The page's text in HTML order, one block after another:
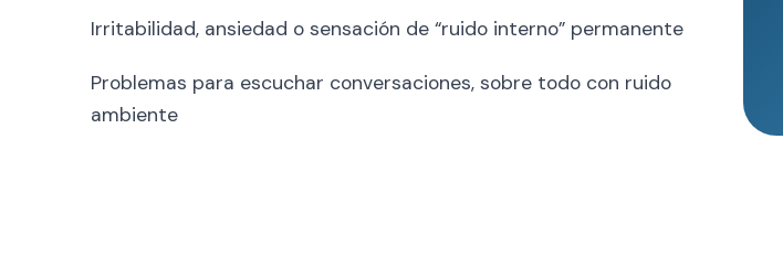
Irritabilidad, ansiedad o sensación de “ruido interno” permanente
Problemas para escuchar conversaciones, sobre todo con ruido
ambiente